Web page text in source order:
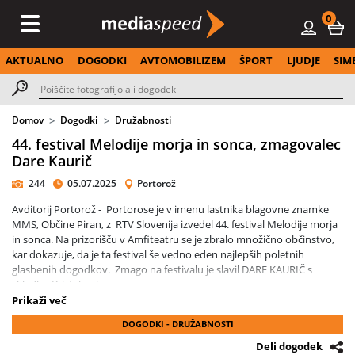
0
AKTUALNO DOGODKI AVTOMOBILIZEM ŠPORT LJUDJE
Domov Dogodki Družabnosti
44. festival Melodije morja in sonca, zmagovalec
Dare Kaurič
244 05.07.2025 Portorož
Avditorij Portorož - Portorose je v imenu lastnika blagovne znamke
MMS, Občine Piran, z RTV Slovenija izvedel 44. festival Melodije morja
in sonca. Na prizorišču v Amfiteatru se je zbralo množično občinstvo,
kar dokazuje, da je ta festival še vedno eden najlepših poletnih
glasbenih dogodkov. Zmago na festivalu je slavil DARE KAURIČ s
skladbo Kristalno jasno.
Za glasbeno filmski uvod v MMS je poskrbel duo Žan Videc in Anže
Igličar (Proteus Noir), ki sta predstavila prirejeno lansko zmagovalno
skladbo Neznano. Sledilo je 14 tekmovalcev, ki so ob spremljavi MMS
Prikaži več
DOGODKI - DRUŽABNOSTI
Deli dogodek